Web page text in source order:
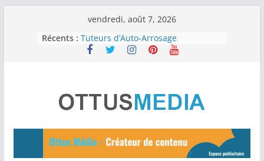
vendredi, août 7, 2026
Récents : 2024
Tuteurs d’Auto-Arrosage
aliments
Les 11 meilleurs outils d’IA gratuits